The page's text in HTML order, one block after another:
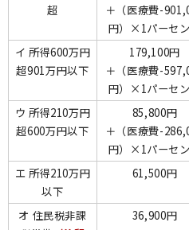
超
＋（医療費-
円）×1パーセ
イ 所得600万円
超901万円以下
179,100円
＋（医療費-
円）×1パーセ
ウ 所得210万円
超600万円以下
85,800円
＋（医療費-
円）×1パーセ
エ 所得210万円
以下
61,500円
オ 住民税非課
36,900円